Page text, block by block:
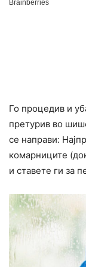
Го процедив и
претурив во
се направи:
комарниците
и ставете ги за